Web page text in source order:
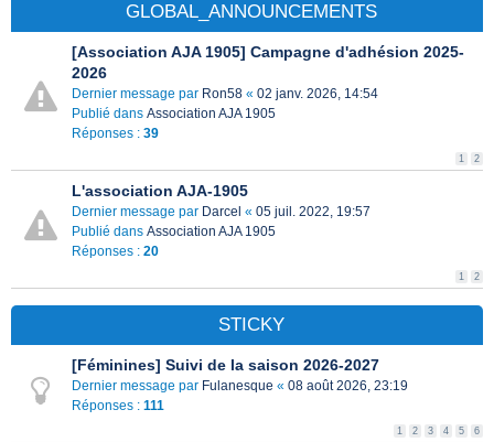
GLOBAL_ANNOUNCEMENTS
[Association AJA 1905] Campagne d'adhésion 2025-
2026
Dernier message par Ron58 « 02 janv. 2026, 14:54
Publié dans Association AJA 1905
Réponses : 39
1 2
L'association AJA-1905
Dernier message par Darcel « 05 juil. 2022, 19:57
Publié dans Association AJA 1905
Réponses : 20
1 2
STICKY
[Féminines] Suivi de la saison 2026-2027
Dernier message par Fulanesque « 08 août 2026, 23:19
Réponses : 111
1 2 3 4 5 6